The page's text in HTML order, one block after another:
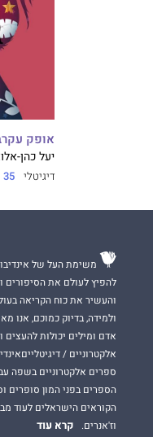
אופק
יעל כהן-
דיגיטלי 35 ₪
משימת העל של
להפיץ לעולם את
והעשיר את כוח הקריאה
ולמידה, בדיוק כמוכם, אנו
אדם ומילים יכולות
אלקטרוניים /
ספרים אלקטרוניים בשפה
הספרים בפני המון סופרים
הקוראים הישראלים לעוד
וז'אנרים.
קרא עוד